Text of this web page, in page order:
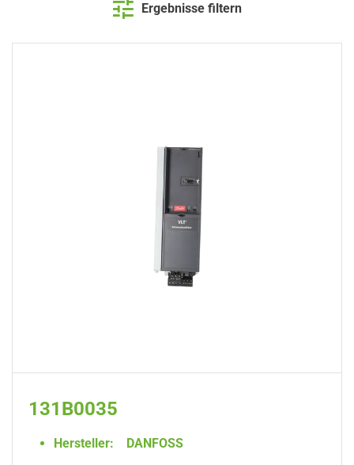
Ergebnisse filtern
131B0035
Hersteller:
DANFOSS